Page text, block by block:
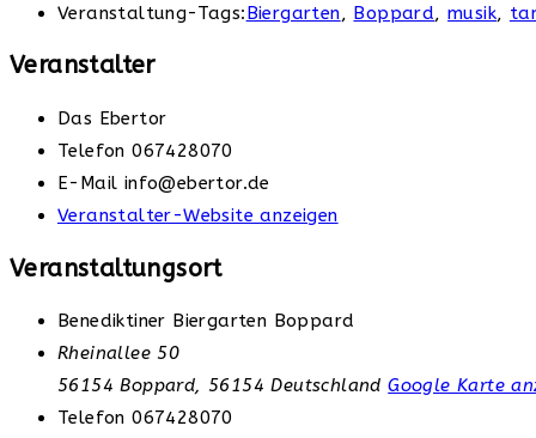
Veranstaltung-Tags:Biergarten, Boppard,musik,
Veranstalter
Das Ebertor
Telefon067428070
E-Mail info@ebertor.de
Veranstalter-Website anzeigen
Veranstaltungsort
Benediktiner Biergarten Boppard
Rheinallee 50
56154 Boppard, 56154 Deutschland Google Karte
Telefon 067428070